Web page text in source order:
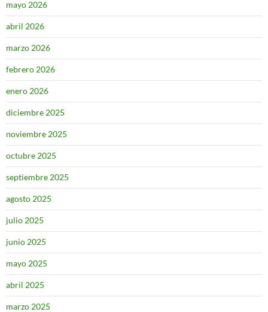
mayo 2026
abril 2026
marzo 2026
febrero 2026
enero 2026
diciembre 2025
noviembre 2025
octubre 2025
septiembre 2025
agosto 2025
julio 2025
junio 2025
mayo 2025
abril 2025
marzo 2025